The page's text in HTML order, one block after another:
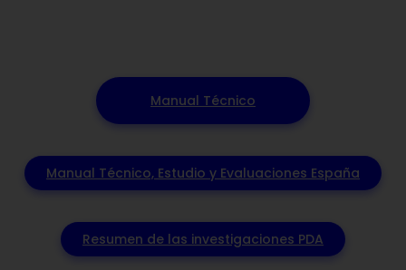
Manual Técnico
Manual Técnico, Estudio y Evaluaciones España
Resumen de las investigaciones PDA